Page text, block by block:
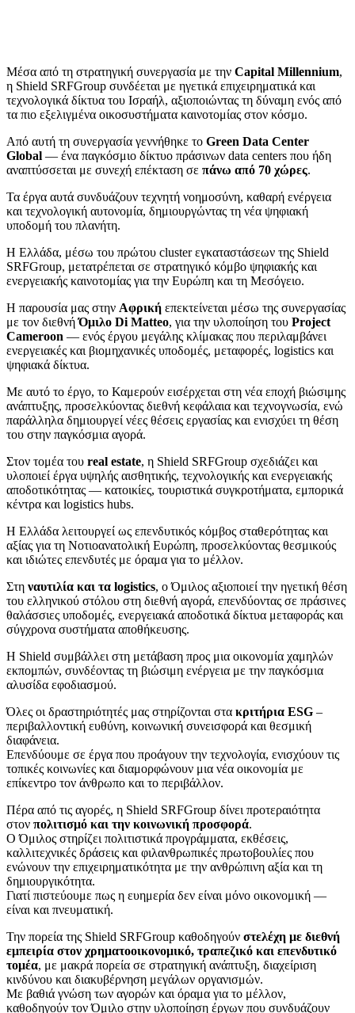
Μέσα από τη στρατηγική συνεργασία με την Capital Millennium,
η Shield SRFGroup συνδέεται με ηγετικά επιχειρηματικά και
τεχνολογικά δίκτυα του Ισραήλ, αξιοποιώντας τη δύναμη ενός από
τα πιο εξελιγμένα οικοσυστήματα καινοτομίας στον κόσμο.
Από αυτή τη συνεργασία γεννήθηκε το Green Data Center
Global — ένα παγκόσμιο δίκτυο πράσινων data centers που ήδη
αναπτύσσεται με συνεχή επέκταση σε πάνω από 70 χώρες.
Τα έργα αυτά συνδυάζουν τεχνητή νοημοσύνη, καθαρή ενέργεια
και τεχνολογική αυτονομία, δημιουργώντας τη νέα ψηφιακή
υποδομή του πλανήτη.
Η Ελλάδα, μέσω του πρώτου cluster εγκαταστάσεων της Shield
SRFGroup, μετατρέπεται σε στρατηγικό κόμβο ψηφιακής και
ενεργειακής καινοτομίας για την Ευρώπη και τη Μεσόγειο.
Η παρουσία μας στην Αφρική επεκτείνεται μέσω της συνεργασίας
με τον διεθνήΌμιλο Di Matteo, για την υλοποίηση του Project
Cameroon — ενός έργου μεγάλης κλίμακας που περιλαμβάνει
ενεργειακές και βιομηχανικές υποδομές, μεταφορές, logistics και
ψηφιακά δίκτυα.
Με αυτό το έργο, το Καμερούν εισέρχεται στη νέα εποχή βιώσιμης
ανάπτυξης, προσελκύοντας διεθνή κεφάλαια και τεχνογνωσία, ενώ
παράλληλα δημιουργεί νέες θέσεις εργασίας και ενισχύει τη θέση
του στην παγκόσμια αγορά.
Στον τομέα του real estate, η Shield SRFGroup σχεδιάζει και
υλοποιεί έργα υψηλής αισθητικής, τεχνολογικής και ενεργειακής
αποδοτικότητας — κατοικίες, τουριστικά συγκροτήματα, εμπορικά
κέντρα και logistics hubs.
Η Ελλάδα λειτουργεί ως επενδυτικός κόμβος σταθερότητας και
αξίας για τη Νοτιοανατολική Ευρώπη, προσελκύοντας θεσμικούς
και ιδιώτες επενδυτές με όραμα για το μέλλον.
Στη ναυτιλία και τα logistics, ο Όμιλος αξιοποιεί την ηγετική θέση
του ελληνικού στόλου στη διεθνή αγορά, επενδύοντας σε πράσινες
θαλάσσιες υποδομές, ενεργειακά αποδοτικά δίκτυα μεταφοράς και
σύγχρονα συστήματα αποθήκευσης.
Η Shield συμβάλλει στη μετάβαση προς μια οικονομία χαμηλών
εκπομπών, συνδέοντας τη βιώσιμη ενέργεια με την παγκόσμια
αλυσίδα εφοδιασμού.
Όλες οι δραστηριότητές μας στηρίζονται στα κριτήρια ESG –
περιβαλλοντική ευθύνη, κοινωνική συνεισφορά και θεσμική
διαφάνεια.
Επενδύουμε σε έργα που προάγουν την τεχνολογία, ενισχύουν τις
τοπικές κοινωνίες και διαμορφώνουν μια νέα οικονομία με
επίκεντρο τον άνθρωπο και το περιβάλλον.
Πέρα από τις αγορές, η Shield SRFGroup δίνει προτεραιότητα
στον πολιτισμό και την κοινωνική προσφορά.
Ο Όμιλος στηρίζει πολιτιστικά προγράμματα, εκθέσεις,
καλλιτεχνικές δράσεις και φιλανθρωπικές πρωτοβουλίες που
ενώνουν την επιχειρηματικότητα με την ανθρώπινη αξία και τη
δημιουργικότητα.
Γιατί πιστεύουμε πως η ευημερία δεν είναι μόνο οικονομική —
είναι και πνευματική.
Την πορεία της Shield SRFGroup καθοδηγούν στελέχη με διεθνή
εμπειρία στον χρηματοοικονομικό, τραπεζικό και επενδυτικό
τομέα, με μακρά πορεία σε στρατηγική ανάπτυξη, διαχείριση
κινδύνου και διακυβέρνηση μεγάλων οργανισμών.
Με βαθιά γνώση των αγορών και όραμα για το μέλλον,
καθοδηγούν τον Όμιλο στην υλοποίηση έργων που συνδυάζουν